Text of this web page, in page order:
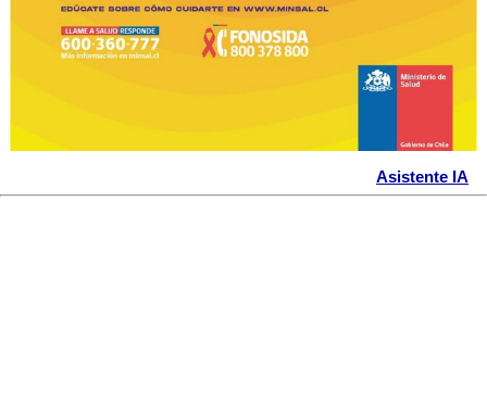
Asistente IA